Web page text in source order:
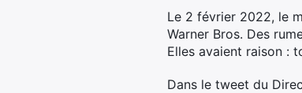
Le 2 février 2022, le
Warner Bros. Des
Elles avaient raison :
Dans le tweet du